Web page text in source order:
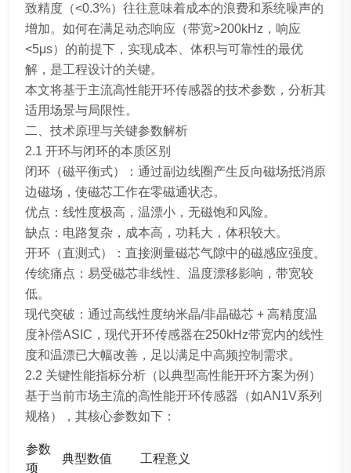
致精度（<0.3%）往往意味着成本的浪费和系统噪声的
增加。如何在满足动态响应（带宽>200kHz，响应
<5μs）的前提下，实现成本、体积与可靠性的最优
解，是工程设计的关键。
本文将基于主流高性能开环传感器的技术参数，分析其
适用场景与局限性。
二、技术原理与关键参数解析
2.1 开环与闭环的本质区别
闭环（磁平衡式）：通过副边线圈产生反向磁场抵消原
边磁场，使磁芯工作在零磁通状态。
优点：线性度极高，温漂小，无磁饱和风险。
缺点：电路复杂，成本高，功耗大，体积较大。
开环（直测式）：直接测量磁芯气隙中的磁感应强度。
传统痛点：易受磁芯非线性、温度漂移影响，带宽较
低。
现代突破：通过高线性度纳米晶/非晶磁芯 + 高精度温
度补偿ASIC，现代开环传感器在250kHz带宽内的线性
度和温漂已大幅改善，足以满足中高频控制需求。
2.2 关键性能指标分析（以典型高性能开环方案为例）
基于当前市场主流的高性能开环传感器（如AN1V系列
规格），其核心参数如下：
参数
项
典型数值 工程意义